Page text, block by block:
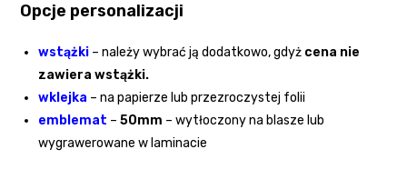
Opcje personalizacji
wstążki – należy wybrać ją dodatkowo, gdyż cena nie
zawiera wstążki.
wklejka – na papierze lub przezroczystej folii
emblemat –50mm – wytłoczony na blasze lub
wygrawerowane w laminacie